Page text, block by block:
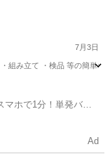
7月3日
組み立て ・検品 等の簡単
マホで1分！単発バイ
Ad